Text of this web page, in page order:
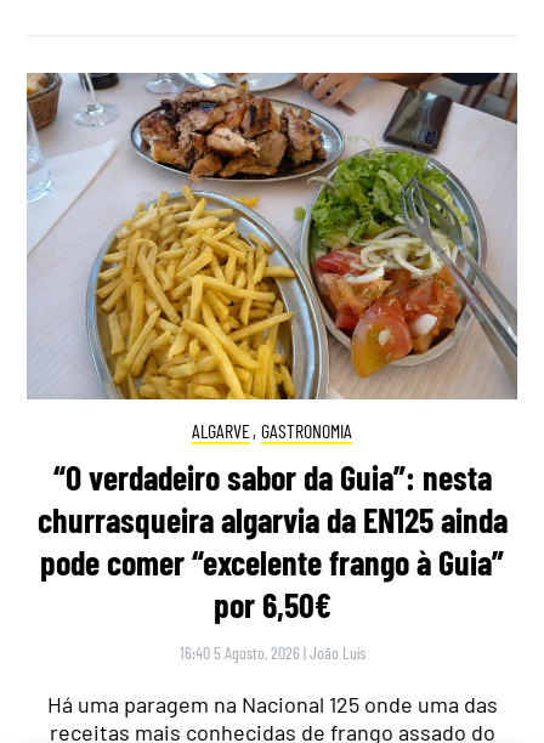
ALGARVE, GASTRONOMIA
“O verdadeiro sabor da Guia”: nesta
churrasqueira algarvia da EN125 ainda
pode comer “excelente frango à Guia”
por 6,50€
16:40 5 Agosto, 2026 |João Luís
Há uma paragem na Nacional 125 onde uma das
receitas mais conhecidas de frango assado do